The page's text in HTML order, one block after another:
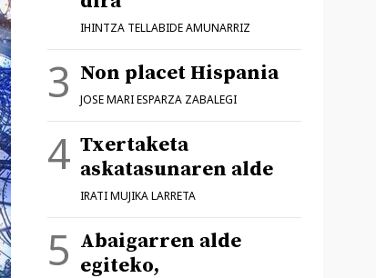
IHINTZA TELLABIDE AMUNARRIZ
Non placet Hispania
JOSE MARI ESPARZA ZABALEGI
Txertaketa
askatasunaren alde
IRATI MUJIKA LARRETA
Abaigarren alde
egiteko,